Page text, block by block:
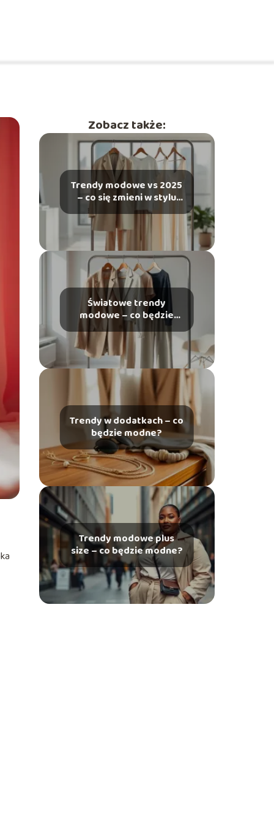
Zobacz także:
Trendy modowe vs 2025
– co się zmieni w stylu
ubierania?
Światowe trendy
modowe – co będzie
modne w najbliższych
latach?
Trendy w dodatkach – co
będzie modne?
Trendy modowe plus
size – co będzie modne?